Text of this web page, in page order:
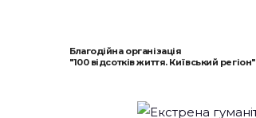
Благодійна організація
"100 відсотків життя. Київський регіон"